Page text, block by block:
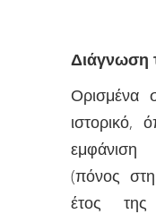
Διάγνωση
Ορισμένα
ιστορικό,
(πόνος
έτος